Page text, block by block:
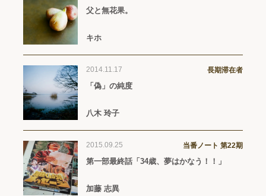
父と無花果。
キホ
2014.11.17 長期滞在者
「偽」の純度
八木 玲子
2015.09.25 当番ノート 第22期
第一部最終話「34歳、夢はかなう！！」
加藤 志異